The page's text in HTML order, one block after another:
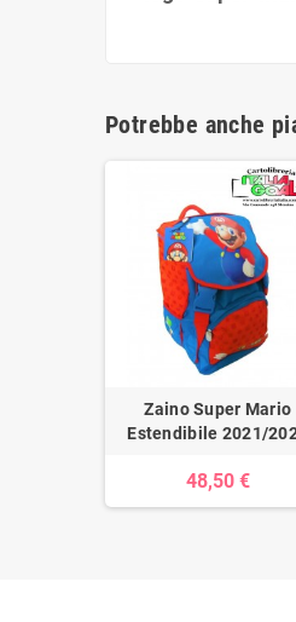
Potrebbe anche
Zaino Super Mario
Estendibile 2021/
48,50 €